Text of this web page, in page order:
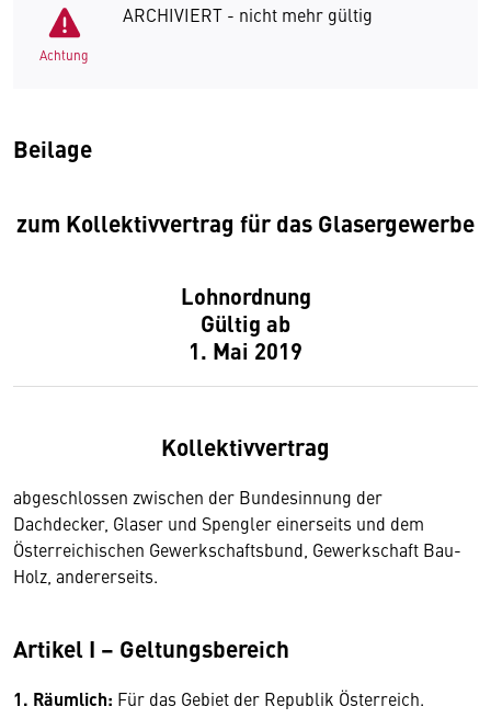
Achtung
ARCHIVIERT - nicht mehr gültig
Beilage
zum Kollektivvertrag für das Glasergewerbe
Lohnordnung
Gültig ab
1. Mai 2019
Kollektivvertrag
abgeschlossen zwischen der Bundesinnung der
Dachdecker, Glaser und Spengler einerseits und dem
Österreichischen Gewerkschaftsbund, Gewerkschaft Bau-
Holz, andererseits.
Artikel I – Geltungsbereich
1. Räumlich: Für das Gebiet der Republik Österreich.